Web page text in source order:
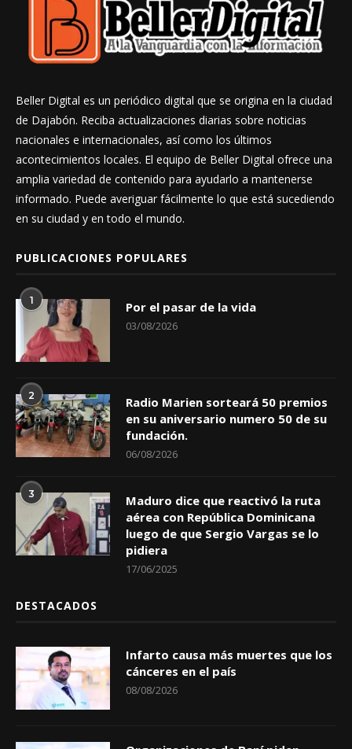
Beller Digital es un periódico digital que se origina en la ciudad
de Dajabón. Reciba actualizaciones diarias sobre noticias
nacionales e internacionales, así como los últimos
acontecimientos locales. El equipo de Beller Digital ofrece una
amplia variedad de contenido para ayudarlo a mantenerse
informado. Puede averiguar fácilmente lo que está sucediendo
en su ciudad y en todo el mundo.
PUBLICACIONES POPULARES
1 Por el pasar de la vida
03/08/2026
2
Radio Marien sorteará 50 premios
en su aniversario numero 50 de su
fundación.
06/08/2026
3
Maduro dice que reactivó la ruta
aérea con República Dominicana
luego de que Sergio Vargas se lo
pidiera
17/06/2025
DESTACADOS
Infarto causa más muertes que los
cánceres en el país
08/08/2026